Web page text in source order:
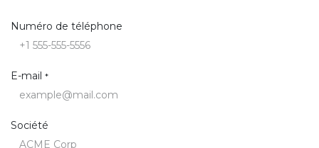
Numéro de téléphone
E-mail *
Société